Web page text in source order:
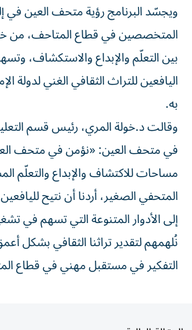
ويجسّد البرنامج رؤية متحف العين في
المتخصصين في قطاع المتاحف، من
بين التعلّم والإبداع والاستكشاف،
اليافعين للتراث الثقافي الغني لدولة
به.
وقالت د.خولة المري، رئيس قسم
في متحف العين: «نؤمن في متحف
مساحات للاكتشاف والإبداع والتعلّم
المتحفي الصغير، أردنا أن نتيح
إلى الأدوار المتنوعة التي تسهم في
نُلهمهم لتقدير تراثنا الثقافي بشكل
التفكير في مستقبل مهني في قطاع